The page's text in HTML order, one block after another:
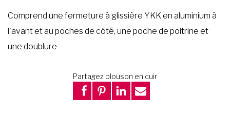
Comprend une fermeture à glissière YKK en aluminium à
l'avant et au poches de côté, une poche de poitrine et
une doublure
Partagez blouson en cuir